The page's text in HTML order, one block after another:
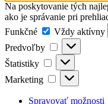
Na poskytovanie tých
ako je správanie pri
Funkčné
Funkčné
Vždy aktívny
Predvoľby
Predvoľby
Štatistiky Štatistiky
Marketing Marketing
Spravovať možnosti